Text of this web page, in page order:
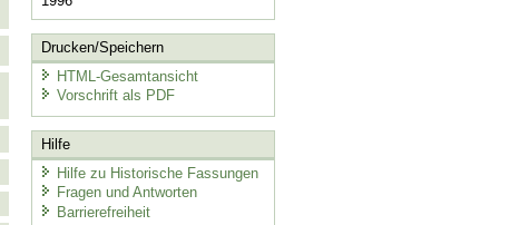
Drucken/Speichern
HTML-Gesamtansicht
Vorschrift als PDF
Hilfe
Hilfe zu Historische Fassungen
Fragen und Antworten
Barrierefreiheit